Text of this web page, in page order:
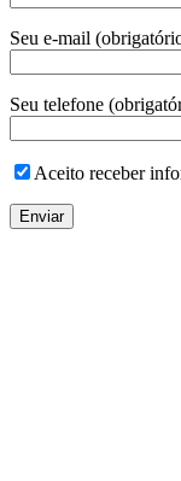
Seu e-mail
Seu telefone
Aceito receber